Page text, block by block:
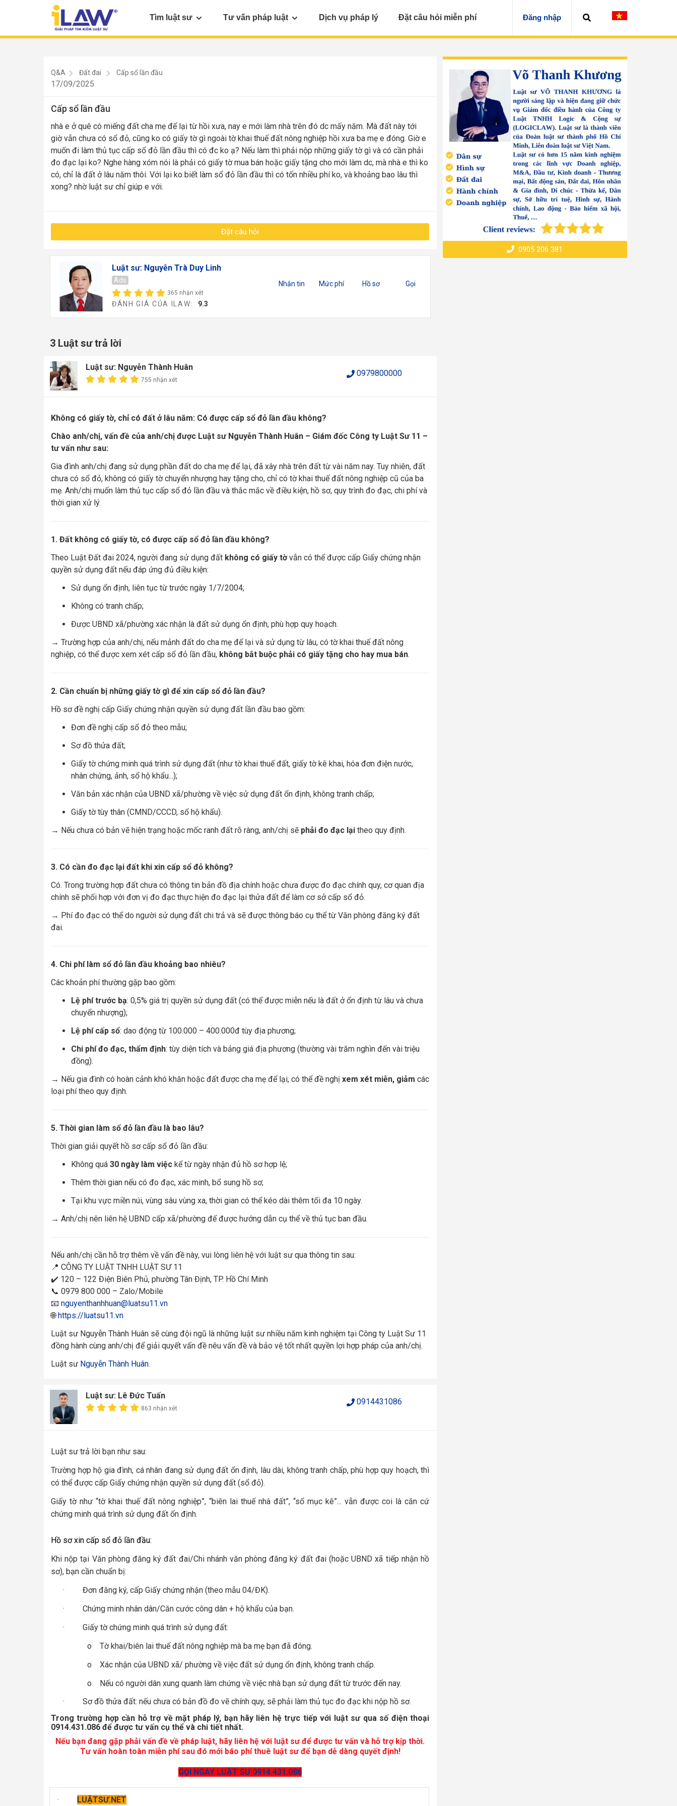
Tìm luật sư Tư vấn pháp luật Dịch vụ pháp lý Đặt câu hỏi miễn phí Đăng nhập
Q&A Đất đai Cấp sổ lần đầu
17/09/2025
Cấp sổ lần đầu
nhà e ở quê có miếng đất cha mẹ để lại từ hồi xưa, nay e mới làm nhà trên đó dc mấy năm. Mà đất này tới
giờ vẫn chưa có sổ đỏ, cũng ko có giấy tờ gì ngoài tờ khai thuế đất nông nghiệp hồi xưa ba mẹ e đóng. Giờ e
muốn đi làm thủ tục cấp sổ đỏ lần đầu thì có đc ko ạ? Nếu làm thì phải nộp những giấy tờ gì và có cần phải
đo đạc lại ko? Nghe hàng xóm nói là phải có giấy tờ mua bán hoặc giấy tặng cho mới làm dc, mà nhà e thì ko
có, chỉ là đất ở lâu năm thôi. Với lại ko biết làm sổ đỏ lần đầu thì có tốn nhiều phí ko, và khoảng bao lâu thì
xong? nhờ luật sư chỉ giúp e với.
Đặt câu hỏi
Luật sư: Nguyễn Trà Duy Linh
Ads
365 nhận xét
ĐÁNH GIÁ CỦA ILAW: 9.3
Nhắn tin Mức phí Hồ sơ Gọi
3 Luật sư trả lời
Luật sư: Nguyễn Thành Huân
755 nhận xét
0979800000
Không có giấy tờ, chỉ có đất ở lâu năm: Có được cấp sổ đỏ lần đầu không?
Chào anh/chị, vấn đề của anh/chị được Luật sư Nguyễn Thành Huân – Giám đốc Công ty Luật Sư 11 –
tư vấn như sau:
Gia đình anh/chị đang sử dụng phần đất do cha mẹ để lại, đã xây nhà trên đất từ vài năm nay. Tuy nhiên, đất
chưa có sổ đỏ, không có giấy tờ chuyển nhượng hay tặng cho, chỉ có tờ khai thuế đất nông nghiệp cũ của ba
mẹ. Anh/chị muốn làm thủ tục cấp sổ đỏ lần đầu và thắc mắc về điều kiện, hồ sơ, quy trình đo đạc, chi phí và
thời gian xử lý.
1. Đất không có giấy tờ, có được cấp sổ đỏ lần đầu không?
Theo Luật Đất đai 2024, người đang sử dụng đất không có giấy tờvẫn có thể được cấp Giấy chứng nhận
quyền sử dụng đất nếu đáp ứng đủ điều kiện:
Sử dụng ổn định, liên tục từ trước ngày 1/7/2004;
Không có tranh chấp;
Được UBND xã/phường xác nhận là đất sử dụng ổn định, phù hợp quy hoạch.
→ Trường hợp của anh/chị, nếu mảnh đất do cha mẹ để lại và sử dụng từ lâu, có tờ khai thuế đất nông
nghiệp, có thể được xem xét cấp sổ đỏ lần đầu, không bắt buộc phải có giấy tặng cho hay mua bán.
2. Cần chuẩn bị những giấy tờ gì để xin cấp sổ đỏ lần đầu?
Hồ sơ đề nghị cấp Giấy chứng nhận quyền sử dụng đất lần đầu bao gồm:
Đơn đề nghị cấp sổ đỏ theo mẫu;
Sơ đồ thửa đất;
Giấy tờ chứng minh quá trình sử dụng đất (như tờ khai thuế đất, giấy tờ kê khai, hóa đơn điện nước,
nhân chứng, ảnh, sổ hộ khẩu...);
Văn bản xác nhận của UBND xã/phường về việc sử dụng đất ổn định, không tranh chấp;
Giấy tờ tùy thân (CMND/CCCD, sổ hộ khẩu).
→ Nếu chưa có bản vẽ hiện trạng hoặc mốc ranh đất rõ ràng, anh/chị sẽ phải đo đạc lại theo quy định.
3. Có cần đo đạc lại đất khi xin cấp sổ đỏ không?
Có. Trong trường hợp đất chưa có thông tin bản đồ địa chính hoặc chưa được đo đạc chính quy, cơ quan địa
chính sẽ phối hợp với đơn vị đo đạc thực hiện đo đạc lại thửa đất để làm cơ sở cấp sổ đỏ.
→ Phí đo đạc có thể do người sử dụng đất chi trả và sẽ được thông báo cụ thể từ Văn phòng đăng ký đất
đai.
4. Chi phí làm sổ đỏ lần đầu khoảng bao nhiêu?
Các khoản phí thường gặp bao gồm:
Lệ phí trước bạ: 0,5% giá trị quyền sử dụng đất (có thể được miễn nếu là đất ở ổn định từ lâu và chưa
chuyển nhượng);
Lệ phí cấp sổ: dao động từ 100.000 – 400.000đ tùy địa phương;
Chi phí đo đạc, thẩm định: tùy diện tích và bảng giá địa phương (thường vài trăm nghìn đến vài triệu
đồng).
→ Nếu gia đình có hoàn cảnh khó khăn hoặc đất được cha mẹ để lại, có thể đề nghị xem xét miễn, giảm các
loại phí theo quy định.
5. Thời gian làm sổ đỏ lần đầu là bao lâu?
Thời gian giải quyết hồ sơ cấp sổ đỏ lần đầu:
Không quá 30 ngày làm việc kể từ ngày nhận đủ hồ sơ hợp lệ;
Thêm thời gian nếu có đo đạc, xác minh, bổ sung hồ sơ;
Tại khu vực miền núi, vùng sâu vùng xa, thời gian có thể kéo dài thêm tối đa 10 ngày.
→ Anh/chị nên liên hệ UBND cấp xã/phường để được hướng dẫn cụ thể về thủ tục ban đầu.
Nếu anh/chị cần hỗ trợ thêm về vấn đề này, vui lòng liên hệ với luật sư qua thông tin sau:
📍 CÔNG TY LUẬT TNHH LUẬT SƯ 11
✔️ 120 – 122 Điện Biên Phủ, phường Tân Định, TP. Hồ Chí Minh
📞 0979 800 000 – Zalo/Mobile
📧 nguyenthanhhuan@luatsu11.vn
🌐https://luatsu11.vn
Luật sư Nguyễn Thành Huân sẽ cùng đội ngũ là những luật sư nhiều năm kinh nghiệm tại Công ty Luật Sư 11
đồng hành cùng anh/chị để giải quyết vấn đề nêu vấn đề và bảo vệ tốt nhất quyền lợi hợp pháp của anh/chị.
Luật sư Nguyễn Thành Huân.
Luật sư: Lê Đức Tuấn
863 nhận xét
0914431086
Luật sư trả lời bạn như sau:
Trường hợp hộ gia đình, cá nhân đang sử dụng đất ổn định, lâu dài, không tranh chấp, phù hợp quy hoạch, thì
có thể được cấp Giấy chứng nhận quyền sử dụng đất (sổ đỏ).
Giấy tờ như “tờ khai thuế đất nông nghiệp”, “biên lai thuế nhà đất”, “sổ mục kê”... vẫn được coi là căn cứ
chứng minh quá trình sử dụng đất ổn định.
Hồ sơ xin cấp sổ đỏ lần đầu:
Khi nộp tại Văn phòng đăng ký đất đai/Chi nhánh văn phòng đăng ký đất đai (hoặc UBND xã tiếp nhận hồ
sơ), bạn cần chuẩn bị:
·
Đơn đăng ký, cấp Giấy chứng nhận (theo mẫu 04/ĐK).
·
Chứng minh nhân dân/Căn cước công dân + hộ khẩu của bạn.
·
Giấy tờ chứng minh quá trình sử dụng đất:
o
Tờ khai/biên lai thuế đất nông nghiệp mà ba mẹ bạn đã đóng.
o
Xác nhận của UBND xã/ phường về việc đất sử dụng ổn định, không tranh chấp.
o
Nếu có người dân xung quanh làm chứng về việc nhà bạn sử dụng đất từ trước đến nay.
·
Sơ đồ thửa đất: nếu chưa có bản đồ đo vẽ chính quy, sẽ phải làm thủ tục đo đạc khi nộp hồ sơ.
Trong trường hợp cần hỗ trợ về mặt pháp lý, bạn hãy liên hệ trực tiếp với luật sư qua số điện thoại
0914.431.086 để được tư vấn cụ thể và chi tiết nhất.
Nếu bạn đang gặp phải vấn đề về pháp luật, hãy liên hệ với luật sư để được tư vấn và hỗ trợ kịp thời.
Tư vấn hoàn toàn miễn phí sau đó mới báo phí thuê luật sư để bạn dễ dàng quyết định!
GỌI NGAY LUẬT SƯ 0914.431.086
· LUẬTSƯ.NET
0905 206 381